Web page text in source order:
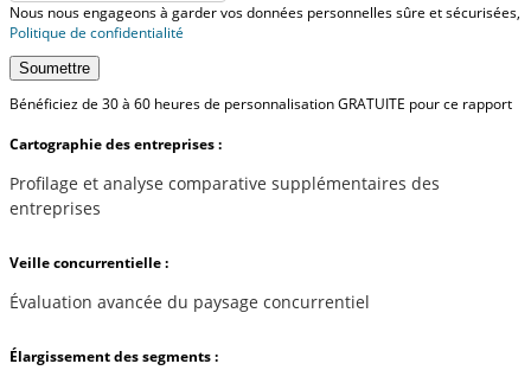
Nous nous engageons à garder vos données personnelles sûre et sécurisées,
Politique de confidentialité
Soumettre
Bénéficiez de 30 à 60 heures de personnalisation GRATUITE pour ce rapport
Cartographie des entreprises :
Profilage et analyse comparative supplémentaires des
entreprises
Veille concurrentielle :
Évaluation avancée du paysage concurrentiel
Élargissement des segments :